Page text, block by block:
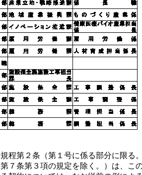
第２条（第１号に係る部分に限る
７条第３項の規定を除く。）は、こ